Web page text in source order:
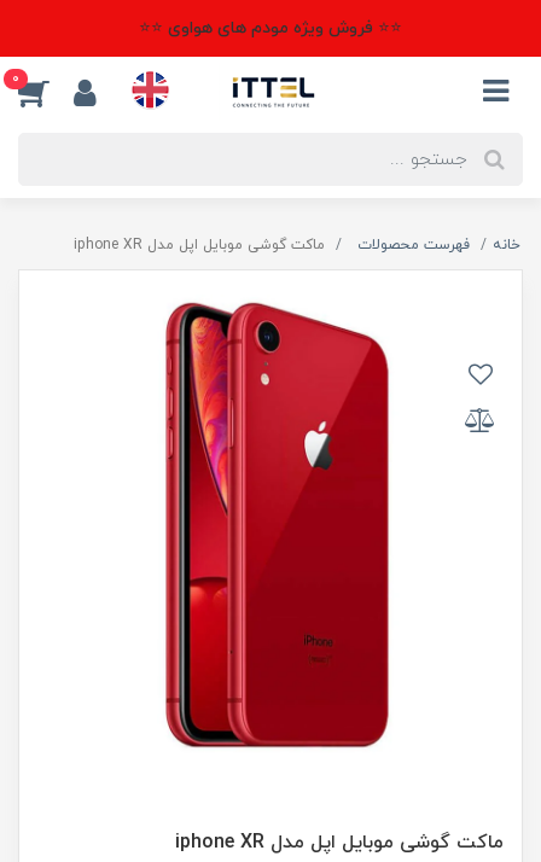
⭐⭐ فروش ویژه مودم های هواوی ⭐⭐
0
خانه فهرست محصولات ماکت گوشی موبایل اپل مدل iphone XR
ماکت گوشی موبایل اپل مدل iphone XR